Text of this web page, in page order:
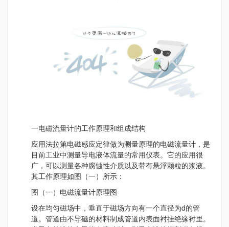
一电磁流量计的工作原理和组成结构
应用法拉第电磁感应定律做为测量原理的电磁流量计，是
目前工业中测量导电液体流量的常用仪表。它的应用很
广，可以测量各种腐蚀性介质以及带有悬浮颗粒的浆液。
其工作原理如图（一）所示：
图（一）电磁流量计原理图
设在均匀磁场中，垂直于磁场方向有一个直径为d的管
道。管道由不导磁的材料制成管道内表面衬挂绝缘衬里。